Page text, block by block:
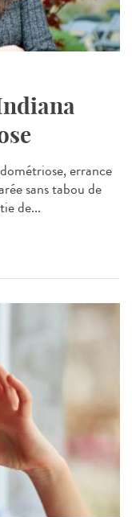
errance
sans tabou de
de...